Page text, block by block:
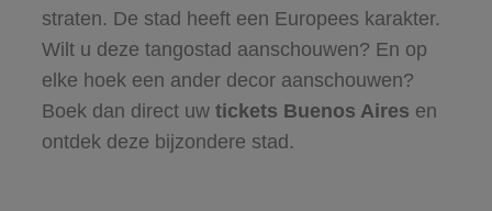
straten. De stad heeft een Europees karakter.
Wilt u deze tangostad aanschouwen? En op
elke hoek een ander decor aanschouwen?
Boek dan direct uw tickets Buenos Aires en
ontdek deze bijzondere stad.